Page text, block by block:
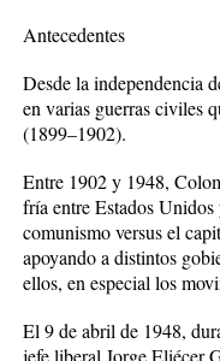
Antecedentes
Desde la independencia
en varias guerras civiles
(1899–1902).
Entre 1902 y 1948,
fría entre Estados
comunismo versus el
apoyando a distintos
ellos, en especial los
El 9 de abril de 1948,
jefe liberal Jorge Eliécer